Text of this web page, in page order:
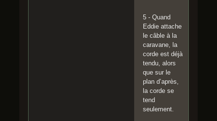
5 - Quand
Eddie attache
le câble à la
caravane, la
corde est déjà
tendu, alors
que sur le
plan d’après,
la corde se
tend
seulement.